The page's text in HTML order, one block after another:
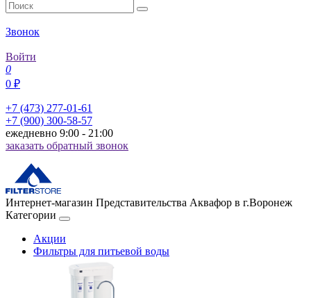
Звонок
Войти
0
0 ₽
+7 (473) 277-01-61
+7 (900) 300-58-57
ежедневно 9:00 - 21:00
заказать обратный звонок
Интернет-магазин Представительства Аквафор в г.Воронеж
Категории
Акции
Фильтры для питьевой воды